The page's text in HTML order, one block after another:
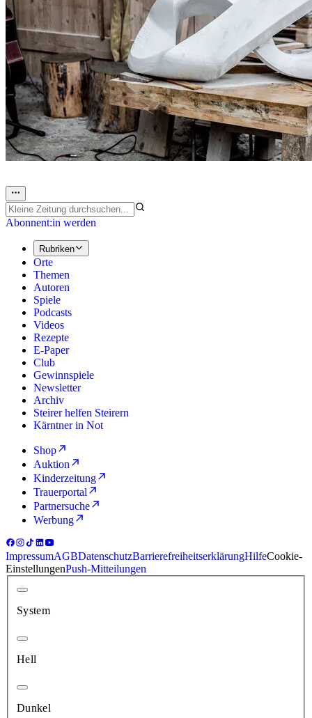
Abonnent:in werden
Rubriken
Orte
Themen
Autoren
Spiele
Podcasts
Videos
Rezepte
E-Paper
Club
Gewinnspiele
Newsletter
Archiv
Steirer helfen Steirern
Kärntner in Not
Shop
Auktion
Kinderzeitung
Trauerportal
Partnersuche
Werbung
ImpressumAGBDatenschutzBarrierefreiheitserklärungHilfeCookie-
EinstellungenPush-Mitteilungen
System
Hell
Dunkel